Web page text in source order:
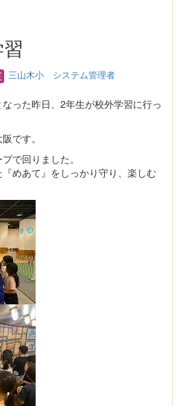
三山木小 システム管理者
った昨日、2年生が校外学習に行っ
です。
で回りました。
めあて』をしっかり守り、楽しむ